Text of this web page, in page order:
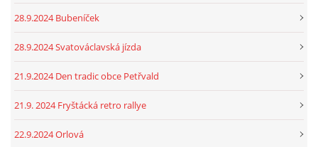
28.9.2024 Bubeníček
28.9.2024 Svatováclavská jízda
21.9.2024 Den tradic obce Petřvald
21.9. 2024 Fryštácká retro rallye
22.9.2024 Orlová